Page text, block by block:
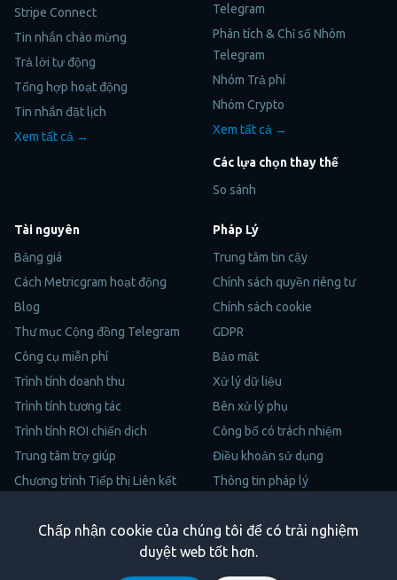
Chấp nhận cookie của chúng tôi để có trải nghiệm
duyệt web tốt hơn.
Stripe Connect
Tin nhắn chào mừng
Trả lời tự động
Tổng hợp hoạt động
Tin nhắn đặt lịch
Xem tất cả →
Telegram
Phân tích & Chỉ số Nhóm
Telegram
Nhóm Trả phí
Nhóm Crypto
Xem tất cả →
Các lựa chọn thay thế
So sánh
Tài nguyên
Bảng giá
Cách Metricgram hoạt động
Blog
Thư mục Cộng đồng Telegram
Công cụ miễn phí
Trình tính doanh thu
Trình tính tương tác
Trình tính ROI chiến dịch
Trung tâm trợ giúp
Chương trình Tiếp thị Liên kết
Trustpilot
Pháp Lý
Trung tâm tin cậy
Chính sách quyền riêng tư
Chính sách cookie
GDPR
Bảo mật
Xử lý dữ liệu
Bên xử lý phụ
Công bố có trách nhiệm
Điều khoản sử dụng
Thông tin pháp lý